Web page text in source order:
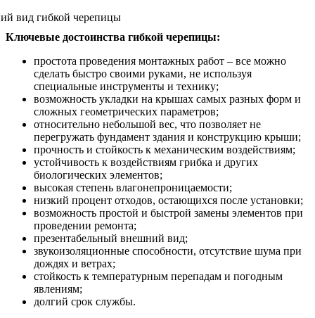
Ключевые достоинства гибкой черепицы:
простота проведения монтажных работ – все можно
сделать быстро своими руками, не используя
специальные инструменты и технику;
возможность укладки на крышах самых разных форм и
сложных геометрических параметров;
относительно небольшой вес, что позволяет не
перегружать фундамент здания и конструкцию крыши;
прочность и стойкость к механическим воздействиям;
устойчивость к воздействиям грибка и других
биологических элементов;
высокая степень влагонепроницаемости;
низкий процент отходов, остающихся после установки;
возможность простой и быстрой замены элементов при
проведении ремонта;
презентабельный внешний вид;
звукоизоляционные способности, отсутствие шума при
дождях и ветрах;
стойкость к температурным перепадам и погодным
явлениям;
долгий срок службы.